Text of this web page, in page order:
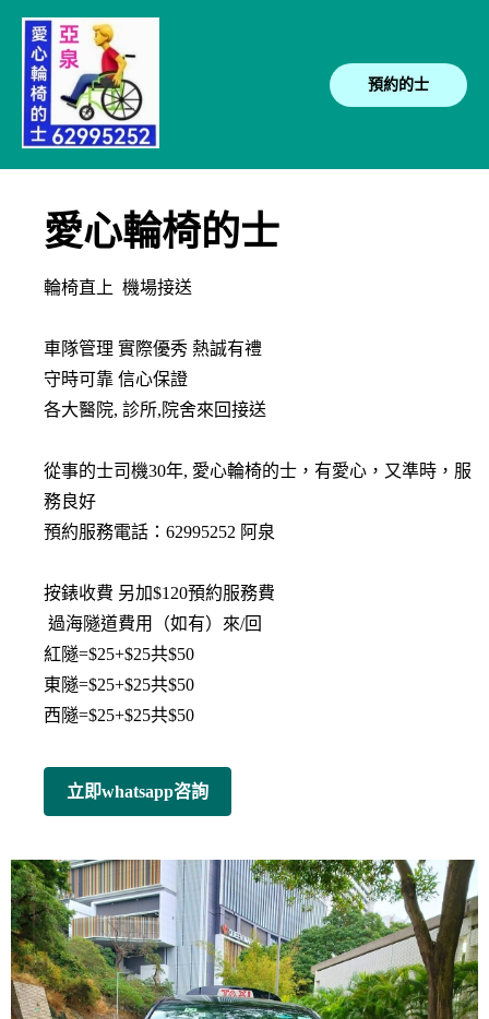
預約的士
愛心輪椅的士
輪椅直上 機場接送
車隊管理 實際優秀 熱誠有禮
守時可靠 信心保證
各大醫院, 診所,院舍來回接送
從事的士司機30年, 愛心輪椅的士，有愛心，又準時，服
務良好
預約服務電話：62995252 阿泉
按錶收費 另加$120預約服務費
過海隧道費用（如有）來/回
紅隧=$25+$25共$50
東隧=$25+$25共$50
西隧=$25+$25共$50
立即whatsapp咨詢